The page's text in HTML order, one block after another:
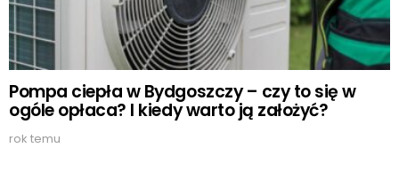
Pompa ciepła w Bydgoszczy – czy to się w
ogóle opłaca? I kiedy warto ją założyć?
rok temu